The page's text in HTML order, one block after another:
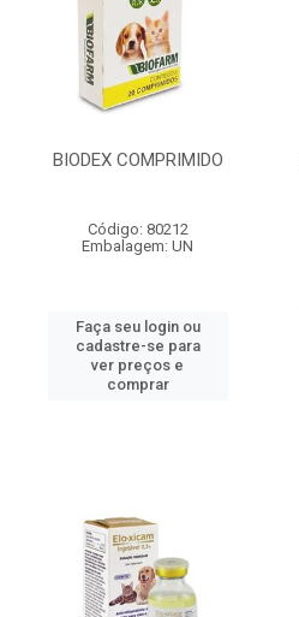
BIODEX COMPRIMIDO
Código: 80212
Embalagem: UN
Faça seu login ou
cadastre-se para
ver preços e
comprar